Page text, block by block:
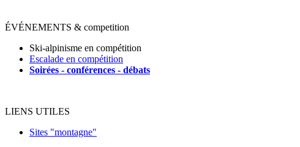
ÉVÉNEMENTS & competition
Ski-alpinisme en compétition
Escalade en compétition
Soirées - conférences - débats
LIENS UTILES
Sites "montagne"